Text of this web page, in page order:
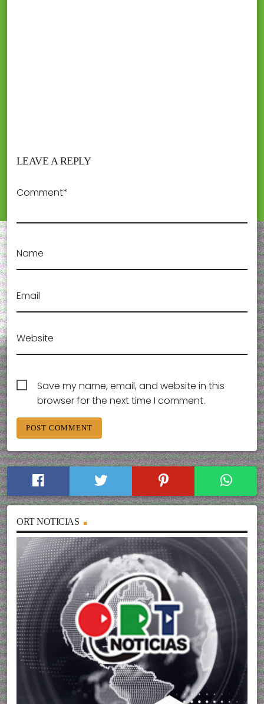
LEAVE A REPLY
Comment*
Name
Email
Website
Save my name, email, and website in this
browser for the next time I comment.
ORT NOTICIAS